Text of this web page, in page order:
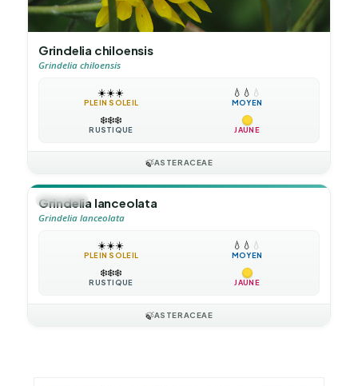
Grindelia chiloensis
Grindelia chiloensis
☀️☀️☀️
PLEIN SOLEIL
💧 💧 💧
MOYEN
❄️❄️❄️
RUSTIQUE JAUNE
🍃ASTERACEAE
🪴VIVACE
Grindelia lanceolata
Grindelia lanceolata
☀️☀️☀️
PLEIN SOLEIL
💧 💧 💧
MOYEN
❄️❄️❄️
RUSTIQUE JAUNE
🍃ASTERACEAE